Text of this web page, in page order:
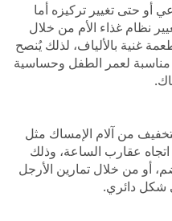
أو حتى تغيير تركيزه أما
نظام غذاء الأم من خلال
غنية بالألياف، لذلك يُنصح
مناسبة لعمر الطفل وحساسية
من آلام الإمساك مثل
عقارب الساعة، وذلك
أو من خلال تمارين الأرجل
شكل دائري.